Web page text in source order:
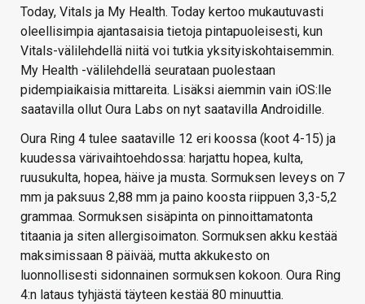
Today, Vitals ja My Health. Today kertoo mukautuvasti
oleellisimpia ajantasaisia tietoja pintapuoleisesti, kun
Vitals-välilehdellä niitä voi tutkia yksityiskohtaisemmin.
My Health -välilehdellä seurataan puolestaan
pidempiaikaisia mittareita. Lisäksi aiemmin vain iOS:lle
saatavilla ollut Oura Labs on nyt saatavilla Androidille.
Oura Ring 4 tulee saataville 12 eri koossa (koot 4-15) ja
kuudessa värivaihtoehdossa: harjattu hopea, kulta,
ruusukulta, hopea, häive ja musta. Sormuksen leveys on 7
mm ja paksuus 2,88 mm ja paino koosta riippuen 3,3-5,2
grammaa. Sormuksen sisäpinta on pinnoittamatonta
titaania ja siten allergisoimaton. Sormuksen akku kestää
maksimissaan 8 päivää, mutta akkukesto on
luonnollisesti sidonnainen sormuksen kokoon. Oura Ring
4:n lataus tyhjästä täyteen kestää 80 minuuttia.